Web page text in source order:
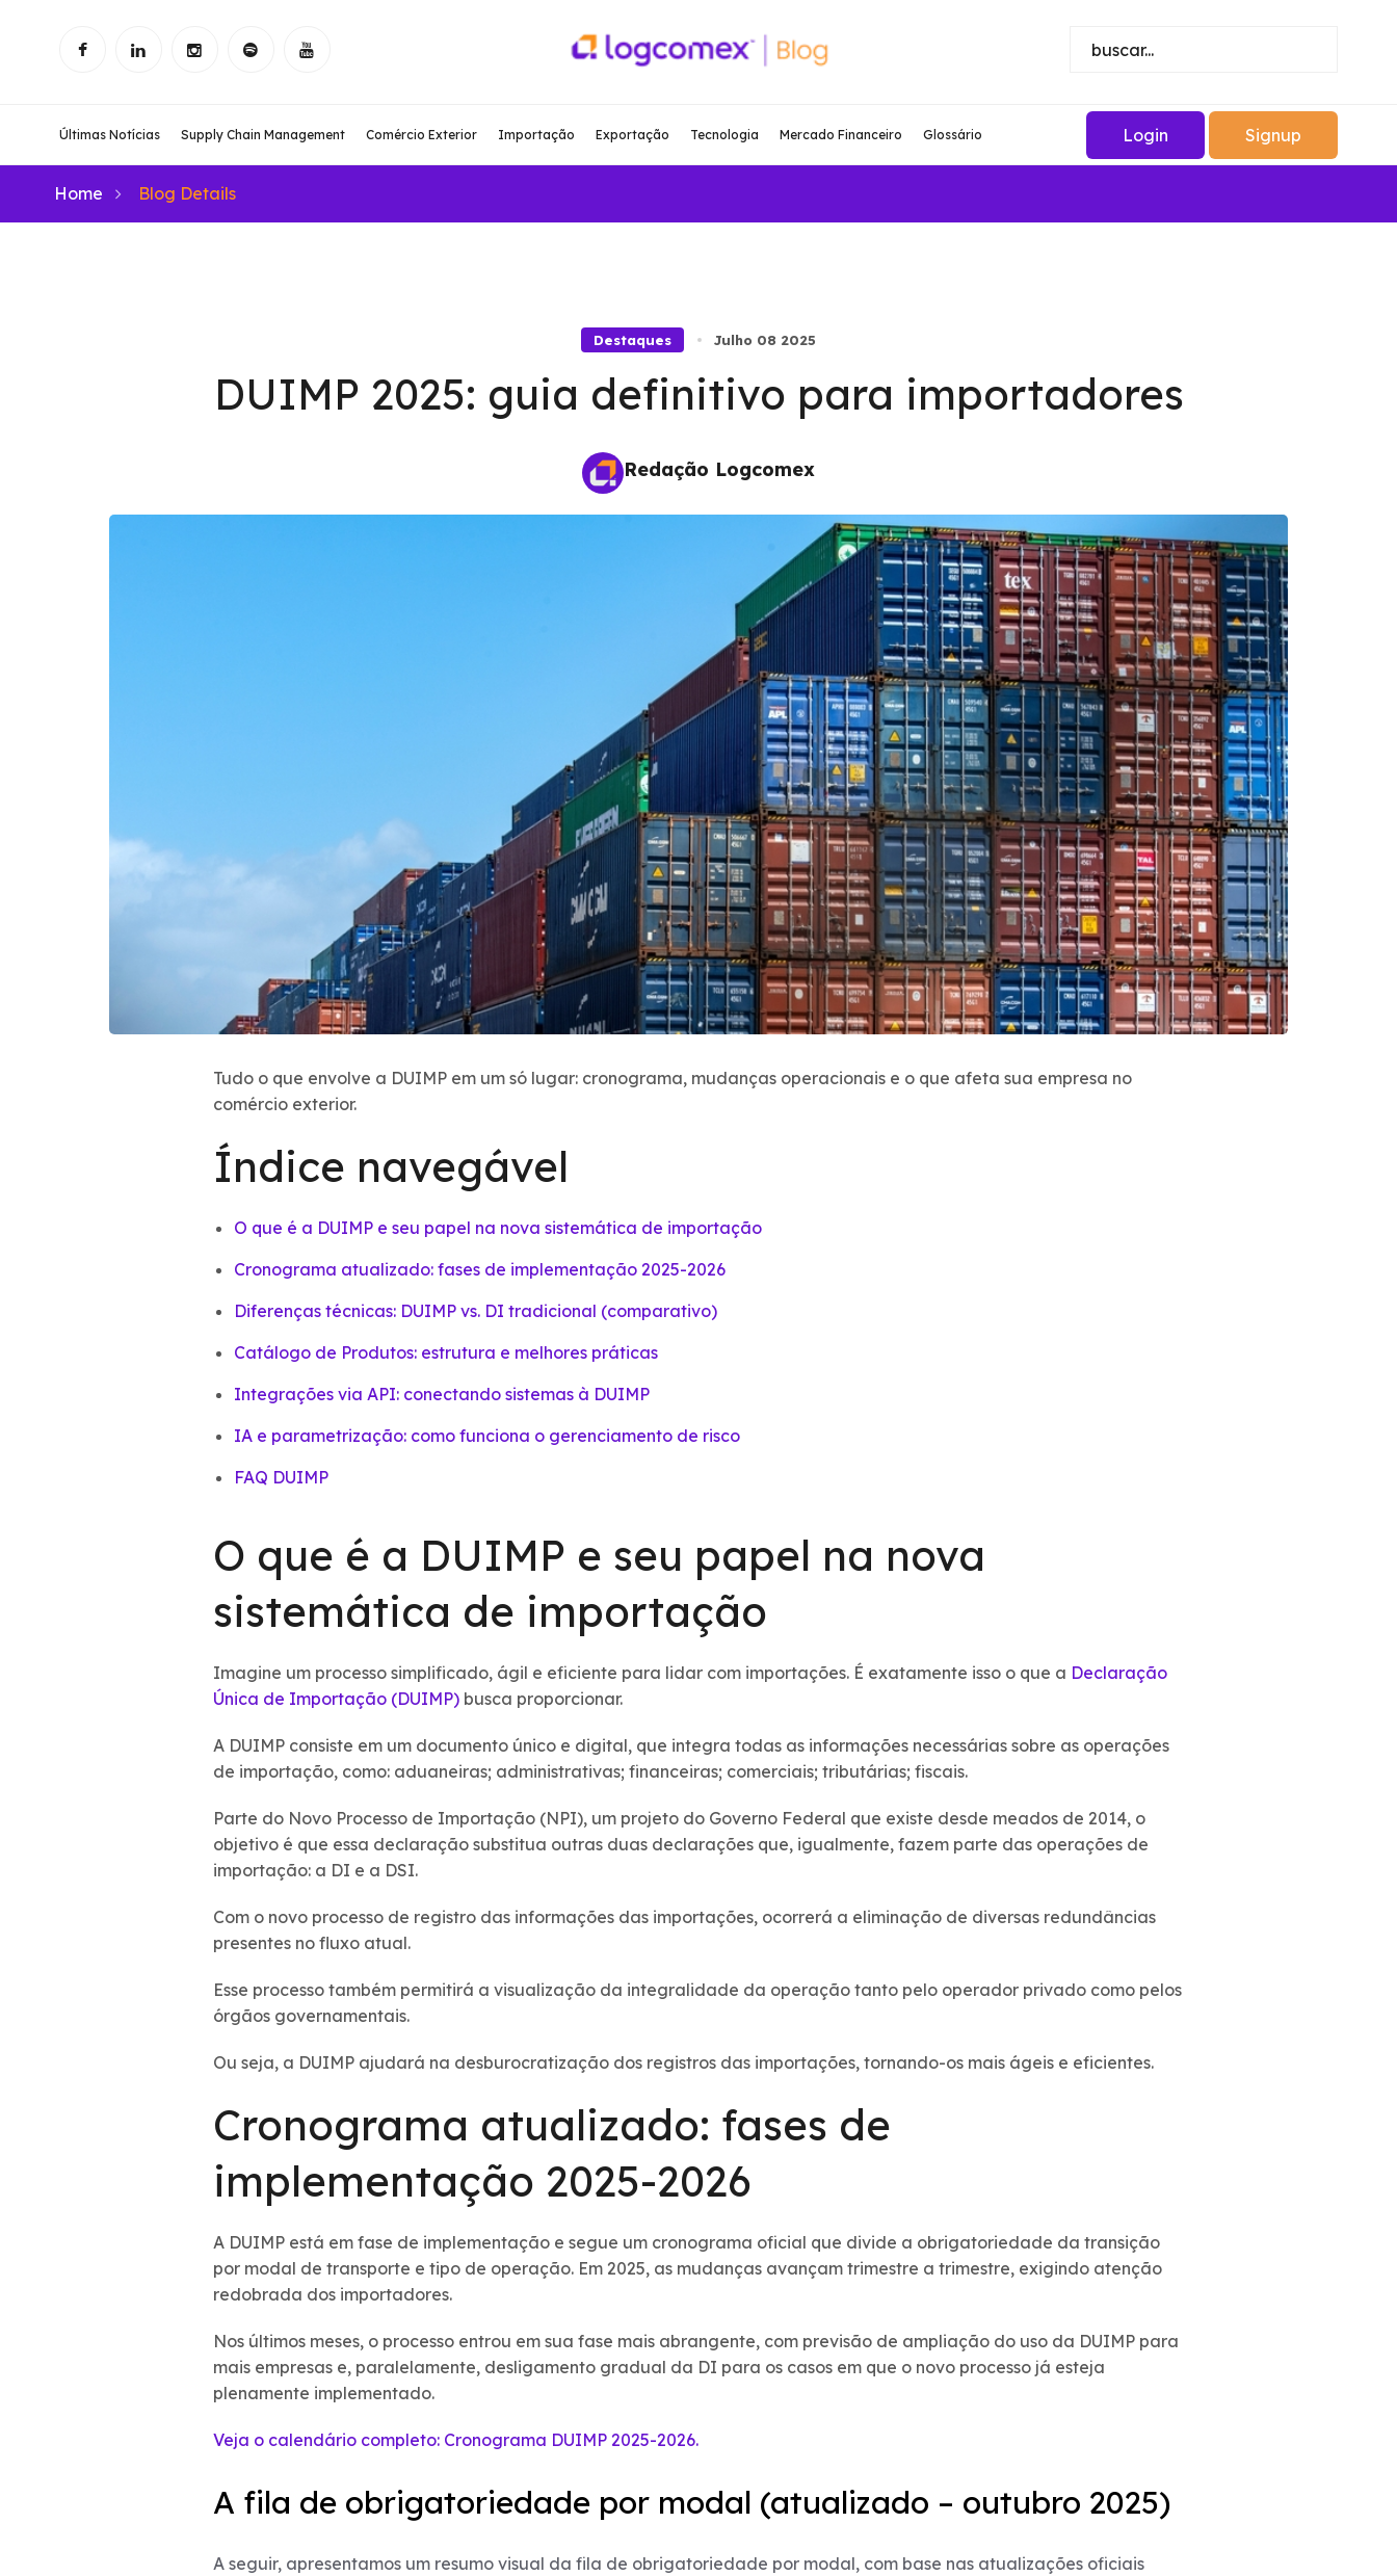
Últimas Notícias Supply Chain Management Comércio Exterior Importação Exportação Tecnologia Mercado Financeiro Glossário Login Signup
Home Blog Details
Destaques Julho 08 2025
DUIMP 2025: guia definitivo para importadores
Redação Logcomex
Tudo o que envolve a DUIMP em um só lugar: cronograma, mudanças operacionais e o que afeta sua empresa no
comércio exterior.
Índice navegável
O que é a DUIMP e seu papel na nova sistemática de importação
Cronograma atualizado: fases de implementação 2025-2026
Diferenças técnicas: DUIMP vs. DI tradicional (comparativo)
Catálogo de Produtos: estrutura e melhores práticas
Integrações via API: conectando sistemas à DUIMP
IA e parametrização: como funciona o gerenciamento de risco
FAQ DUIMP
O que é a DUIMP e seu papel na nova
sistemática de importação
Imagine um processo simplificado, ágil e eficiente para lidar com importações. É exatamente isso o que a Declaração
Única de Importação (DUIMP)busca proporcionar.
A DUIMP consiste em um documento único e digital, que integra todas as informações necessárias sobre as operações
de importação, como: aduaneiras; administrativas; financeiras; comerciais; tributárias; fiscais.
Parte do Novo Processo de Importação (NPI), um projeto do Governo Federal que existe desde meados de 2014, o
objetivo é que essa declaração substitua outras duas declarações que, igualmente, fazem parte das operações de
importação: a DI e a DSI.
Com o novo processo de registro das informações das importações, ocorrerá a eliminação de diversas redundâncias
presentes no fluxo atual.
Esse processo também permitirá a visualização da integralidade da operação tanto pelo operador privado como pelos
órgãos governamentais.
Ou seja, a DUIMP ajudará na desburocratização dos registros das importações, tornando-os mais ágeis e eficientes.
Cronograma atualizado: fases de
implementação 2025-2026
A DUIMP está em fase de implementação e segue um cronograma oficial que divide a obrigatoriedade da transição
por modal de transporte e tipo de operação. Em 2025, as mudanças avançam trimestre a trimestre, exigindo atenção
redobrada dos importadores.
Nos últimos meses, o processo entrou em sua fase mais abrangente, com previsão de ampliação do uso da DUIMP para
mais empresas e, paralelamente, desligamento gradual da DI para os casos em que o novo processo já esteja
plenamente implementado.
Veja o calendário completo: Cronograma DUIMP 2025-2026.
A fila de obrigatoriedade por modal (atualizado – outubro 2025)
A seguir, apresentamos um resumo visual da fila de obrigatoriedade por modal, com base nas atualizações oficiais